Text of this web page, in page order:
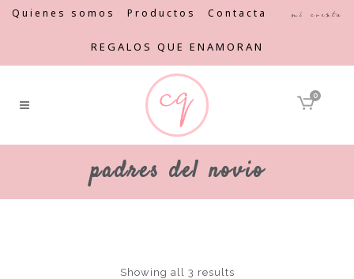
Quienes somos Productos Contacta Mi cuenta
REGALOS QUE ENAMORAN
0
padres del novio
Showing all 3 results